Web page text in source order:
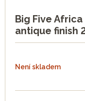
Big Five
antique finish
Není skladem